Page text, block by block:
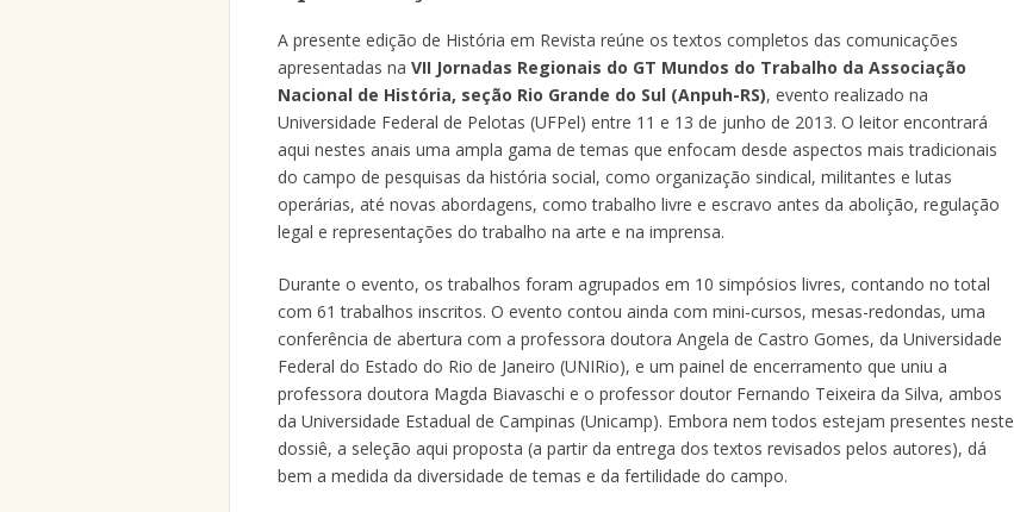
A presente edição de História em Revista reúne os textos completos das comunicações
apresentadas na VII Jornadas Regionais do GT Mundos do Trabalho da Associação
Nacional de História, seção Rio Grande do Sul (Anpuh-RS), evento realizado na
Universidade Federal de Pelotas (UFPel) entre 11 e 13 de junho de 2013. O leitor encontrará
aqui nestes anais uma ampla gama de temas que enfocam desde aspectos mais tradicionais
do campo de pesquisas da história social, como organização sindical, militantes e lutas
operárias, até novas abordagens, como trabalho livre e escravo antes da abolição, regulação
legal e representações do trabalho na arte e na imprensa.
Durante o evento, os trabalhos foram agrupados em 10 simpósios livres, contando no total
com 61 trabalhos inscritos. O evento contou ainda com mini-cursos, mesas-redondas, uma
conferência de abertura com a professora doutora Angela de Castro Gomes, da Universidade
Federal do Estado do Rio de Janeiro (UNIRio), e um painel de encerramento que uniu a
professora doutora Magda Biavaschi e o professor doutor Fernando Teixeira da Silva, ambos
da Universidade Estadual de Campinas (Unicamp). Embora nem todos estejam presentes neste
dossiê, a seleção aqui proposta (a partir da entrega dos textos revisados pelos autores), dá
bem a medida da diversidade de temas e da fertilidade do campo.